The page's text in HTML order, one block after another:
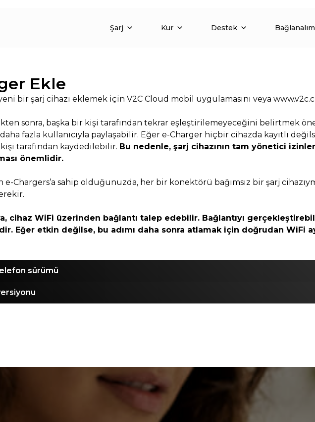
Şarj Kur Destek
Ekle
yeni bir şarj cihazı eklemek için V2C Cloud mobil uygulamasını veya
sonra, başka bir kişi tarafından tekrar eşleştirilemeyeceğini belirtmek
fazla kullanıcıyla paylaşabilir. Eğer e-Charger hiçbir cihazda kayıtlı
tarafından kaydedilebilir. Bu nedenle, şarj cihazının tam yönetici
önemlidir.
e-Chargers’a sahip olduğunuzda, her bir konektörü bağımsız bir şarj
cihaz WiFi üzerinden bağlantı talep edebilir. Bağlantıyı
Eğer etkin değilse, bu adımı daha sonra atlamak için doğrudan WiFi
sürümü